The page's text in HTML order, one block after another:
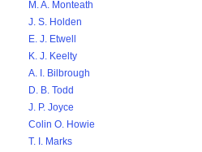
M. A. Monteath
J. S. Holden
E. J. Etwell
K. J. Keelty
A. I. Bilbrough
D. B. Todd
J. P. Joyce
Colin O. Howie
T. I. Marks